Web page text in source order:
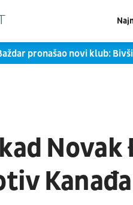
pronašao novi klub: